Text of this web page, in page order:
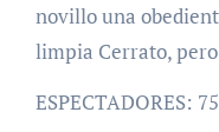
novillo una
limpia Cerrato,
ESPECTADORES: